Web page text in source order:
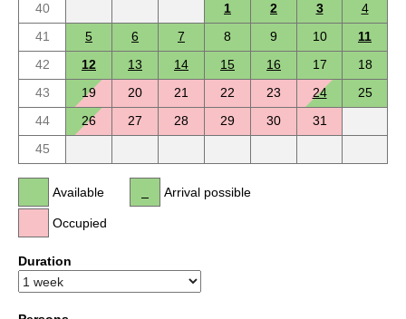
40
1 2 3
4
41
5 6 7 8 9 10
11
42
12 13 14 15 16 17
18
43
19 20 21 22 23 24
25
44
26 27 28 29 30
31
45
Available
Occupied
Arrival possible
Duration